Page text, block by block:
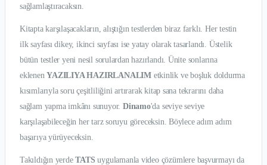
sağlamlaştıracaksın.
Kitapta karşılaşacakların, alıştığın testlerden biraz farklı. Her testin
ilk sayfası dikey, ikinci sayfası ise yatay olarak tasarlandı. Üstelik
bütün testler yeni nesil sorulardan hazırlandı. Ünite sonlarına
eklenenYAZILIYA HAZIRLANALIM etkinlik ve boşluk doldurma
kısımlarıyla soru çeşitliliğini artırarak kitap sana tekrarını daha
sağlam yapma imkânı sunuyor. Dinamo'da seviye seviye
karşılaşabileceğin her tarz soruyu göreceksin. Böylece adım adım
başarıya yürüyeceksin.
Takıldığın yerdeTATS uygulamanla video çözümlere başvurmayı da